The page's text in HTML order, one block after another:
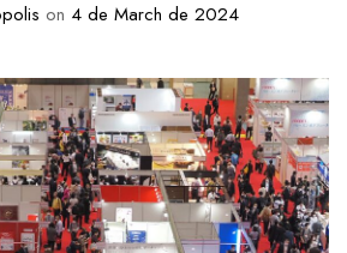
on 4 de March de 2024